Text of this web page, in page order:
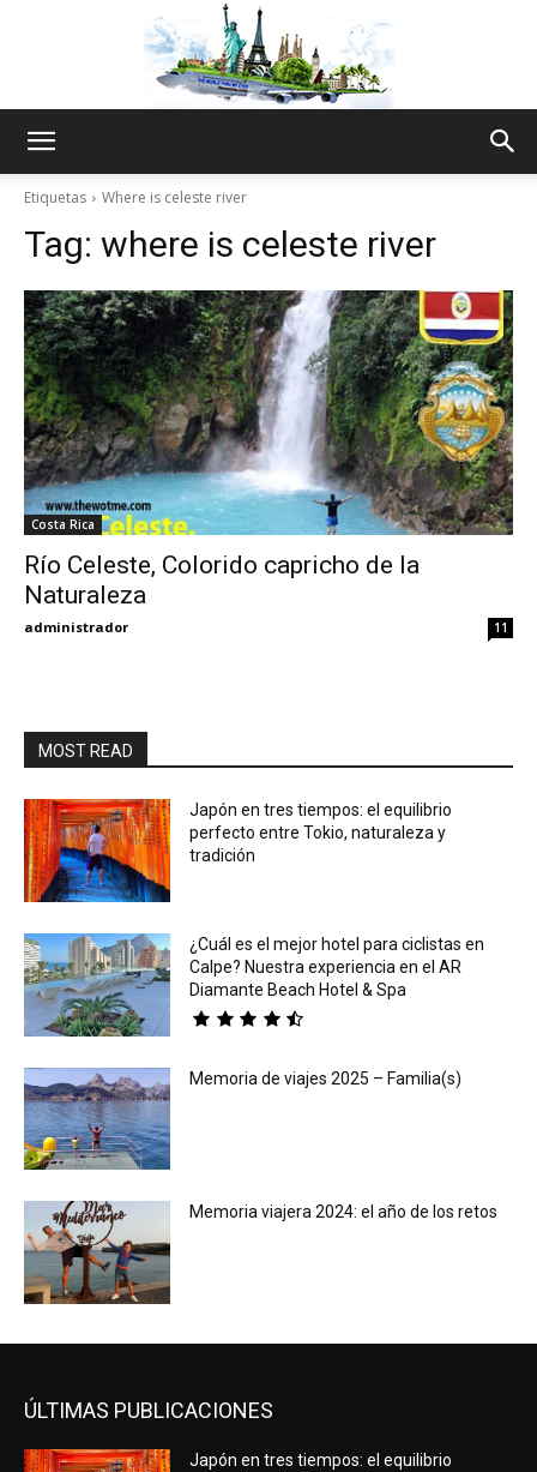
Thru
My
Etiquetas Where is celeste river
Tag: where is celeste river
Costa Rica
Río Celeste, Colorido capricho de la
Naturaleza
administrador 11
MOST READ
Japón en tres tiempos: el equilibrio
perfecto entre Tokio, naturaleza y
tradición
¿Cuál es el mejor hotel para ciclistas en
Calpe? Nuestra experiencia en el AR
Diamante Beach Hotel & Spa
Memoria de viajes 2025 – Familia(s)
Memoria viajera 2024: el año de los retos
ÚLTIMAS PUBLICACIONES
Japón en tres tiempos: el equilibrio